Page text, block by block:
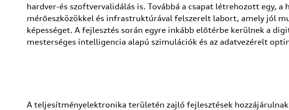
hardver-és szoftvervalidálás is. Továbbá a csapat létrehozott egy, a
mérőeszközökkel és infrastruktúrával felszerelt labort, amely jól
képességet. A fejlesztés során egyre inkább előtérbe kerülnek a
mesterséges intelligencia alapú szimulációk és az adatvezérelt
A teljesítményelektronika területén zajló fejlesztések hozzájárulnak